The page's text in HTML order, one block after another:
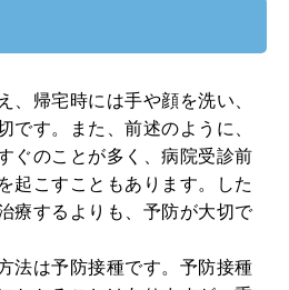
、帰宅時には手や顔を洗い、
です。また、前述のように、
ぐのことが多く、病院受診前
起こすこともあります。した
療するよりも、予防が大切で
法は予防接種です。予防接種